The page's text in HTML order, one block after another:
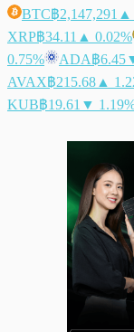
BTC฿2,147,291 ▲
XRP฿34.11 ▲ 0.02%
0.75%
ADA฿6.45
AVAX฿215.68 ▲
KUB฿19.61 ▼